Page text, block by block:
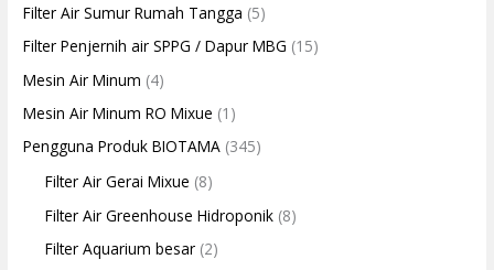
Filter Air Sumur Rumah Tangga (5)
Filter Penjernih air SPPG / Dapur MBG (15)
Mesin Air Minum (4)
Mesin Air Minum RO Mixue (1)
Pengguna Produk BIOTAMA (345)
Filter Air Gerai Mixue (8)
Filter Air Greenhouse Hidroponik (8)
Filter Aquarium besar (2)